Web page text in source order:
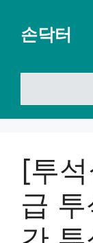
손닥터
[투
급